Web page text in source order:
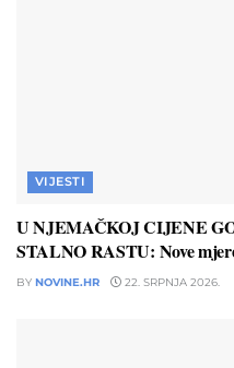
VIJESTI
U NJEMAČKOJ CIJENE
STALNO RASTU: Nove
BY NOVINE.HR 22. SRPNJA 2026.